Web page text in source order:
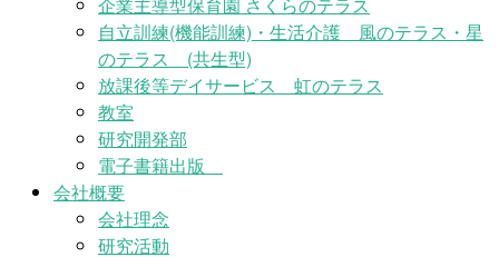
自立訓練(機能訓練)・生活介護 風のテラス・星
のテラス (共生型)
放課後等デイサービス 虹のテラス
教室
研究開発部
電子書籍出版
会社概要
会社理念
研究活動